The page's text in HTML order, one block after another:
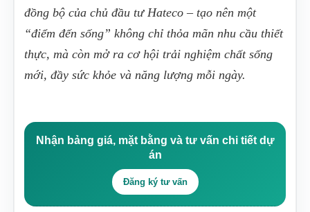
đồng bộ của chủ đầu tư Hateco – tạo nên một
“điểm đến sống” không chỉ thỏa mãn nhu cầu thiết
thực, mà còn mở ra cơ hội trải nghiệm chất sống
mới, đầy sức khỏe và năng lượng mỗi ngày.
Nhận bảng giá, mặt bằng và tư vấn chi tiết dự
án
Đăng ký tư vấn